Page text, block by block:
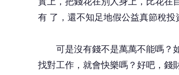
有 了，還不知足地假公益真節稅
可是沒有錢不是萬萬不能嗎？如
找對工作，就會快樂嗎？好吧，錢